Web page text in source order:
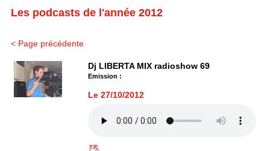
Les podcasts de l'année 2012
< Page précédente
Dj LIBERTA MIX radioshow 69
Emission :
Le 27/10/2012